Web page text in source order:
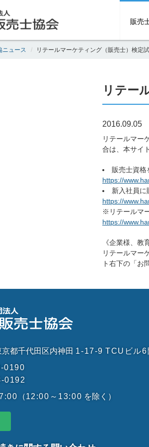
販売
ニュース リテールマーケティング（販売士）検定
リテー
2016.09.05
リテールマー
合は、本サイ
販売士資格
https://
新入社員に
https://
※リテールマ
https://
《企業様、教
リテールマー
ト右下の「お
京都千代田区内神田 1-17-9 TCUビル6
0190
0192
（12:00～13:00 を除く）